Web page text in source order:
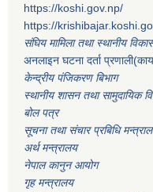
https://koshi.gov.np/
https://
संघिय मामिला तथा स्थानीय
अनलाइन घटना दर्ता
केन्द्रीय पंजिकरण बिभाग
स्थानीय शासन तथा सामुदायिक
बोल पत्र
सूचना तथा संचार प्रबिधि
अर्थ मन्त्रालय
नेपाल कानुन आयोग
गृह मन्त्रालय